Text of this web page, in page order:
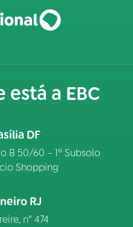
está a EBC
DF
B 50/60 – 1º Subsolo
Shopping
RJ
n° 474